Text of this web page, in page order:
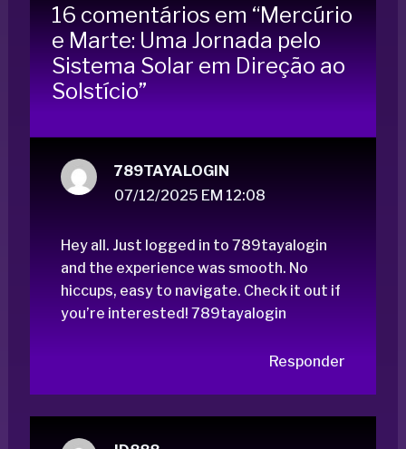
16 comentários em “Mercúrio
e Marte: Uma Jornada pelo
Sistema Solar em Direção ao
Solstício”
789TAYALOGIN
07/12/2025 EM 12:08
Hey all. Just logged in to 789tayalogin
and the experience was smooth. No
hiccups, easy to navigate. Check it out if
you’re interested! 789tayalogin
Responder